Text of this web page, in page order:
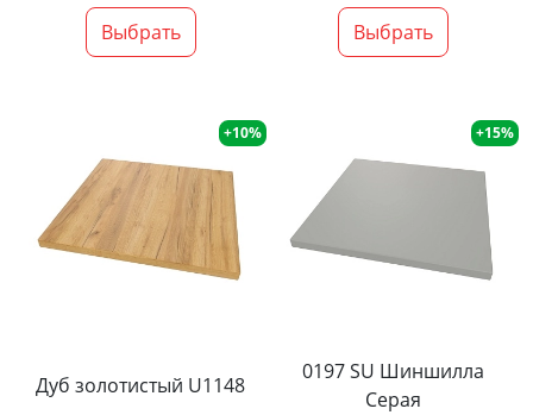
Выбрать Выбрать
+10%
Дуб золотистый U1148
+15%
0197 SU Шиншилла
Серая